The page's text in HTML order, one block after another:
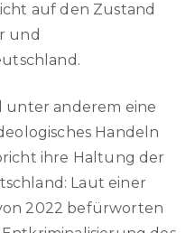
auf den Zustand
und
unter anderem eine
Handeln
ihre Haltung der
Laut einer
2022 befürworten